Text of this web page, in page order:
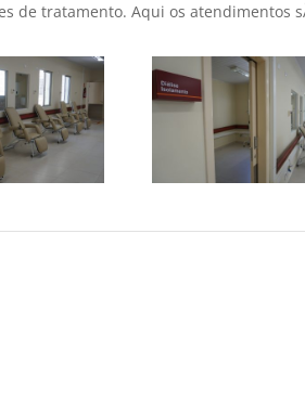
de tratamento. Aqui os atendimentos